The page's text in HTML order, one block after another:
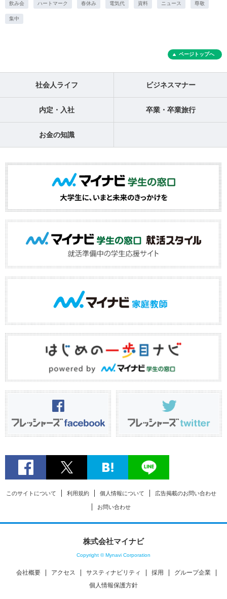
飲み会 ハートマーク 春休み 電気代 資料 ニュース 尊敬
集中
ページトップへ
社会人ライフ ビジネスマナー
内定・入社 卒業・卒業旅行
お金の知識
このサイトについて 利用規約 個人情報について 広告掲載のお問い合わせ
お問い合わせ
株式会社マイナビ
Copyright © Mynavi Corporation
会社概要 アクセス サスティナビリティ 採用
グループ企業
個人情報保護方針